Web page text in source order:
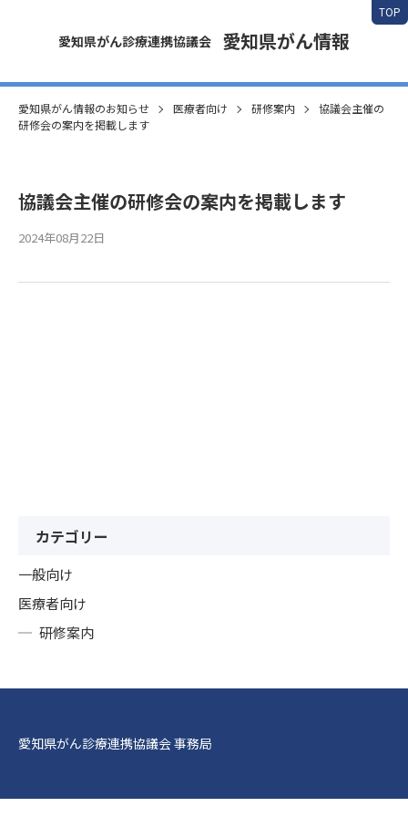
愛知県がん診療連携協議会 愛知県がん情報
TOP
愛知県がん情報のお知らせ 医療者向け 研修案内
協議会主催の
研修会の案内を掲載します
カテゴリー
一般向け
医療者向け
研修案内
協議会主催の研修会の案内を掲載します
2024年08月22日
愛知県がん診療連携協議会 事務局